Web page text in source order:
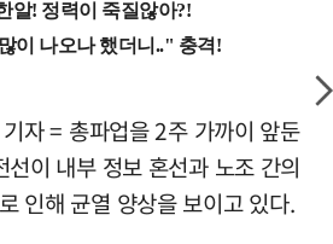
자 = 총파업을 2주 가까이 앞둔
이 내부 정보 혼선과 노조 간의
인해 균열 양상을 보이고 있다.